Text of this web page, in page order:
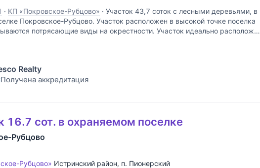
· КП «Покровское-Рубцово» · Участок 43,7 соток с лесными деревьями, в
Покровское-Рубцово. Участок расположен в высокой точке поселка
потрясающие виды на окрестности. Участок идеально расположен
Realty
Получена аккредитация
16.7 сот. в охраняемом поселке
Рубцово
Рубцово» Истринский район, п. Пионерский